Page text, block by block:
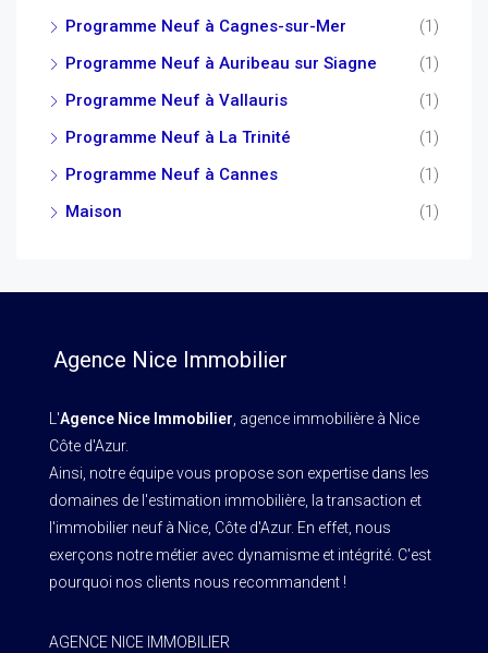
Programme Neuf à Cagnes-sur-Mer
(1)
Programme Neuf à Auribeau sur Siagne
(1)
Programme Neuf à Vallauris
(1)
Programme Neuf à La Trinité
(1)
Programme Neuf à Cannes
(1)
Maison
(1)
Agence Nice Immobilier
L'Agence Nice Immobilier , agence immobilière à Nice
Côte d'Azur.
Ainsi, notre équipe vous propose son expertise dans les
domaines de l'estimation immobilière, la transaction et
l'immobilier neuf à Nice, Côte d'Azur. En effet, nous
exerçons notre métier avec dynamisme et intégrité. C'est
pourquoi nos clients nous recommandent !
AGENCE NICE IMMOBILIER